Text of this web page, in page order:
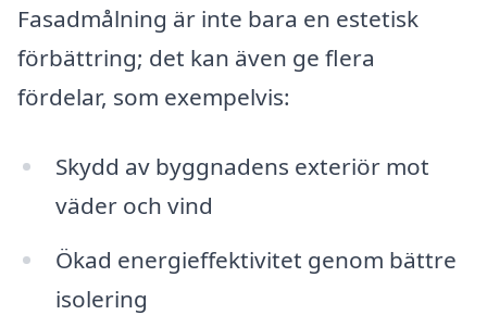
Fasadmålning är inte bara en estetisk
förbättring; det kan även ge flera
fördelar, som exempelvis:
Skydd av byggnadens exteriör mot
väder och vind
Ökad energieffektivitet genom bättre
isolering